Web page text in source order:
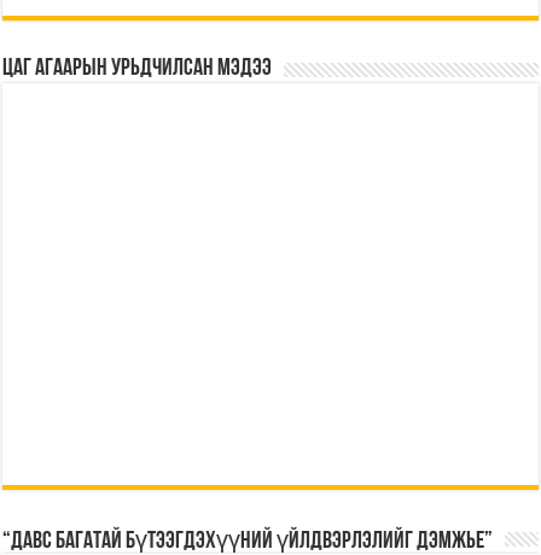
Цаг агаарын урьдчилсан мэдээ
“Давс багатай бүтээгдэхүүний үйлдвэрлэлийг дэмжье”